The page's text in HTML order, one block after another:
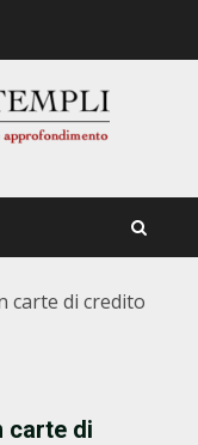
carte di credito
carte di